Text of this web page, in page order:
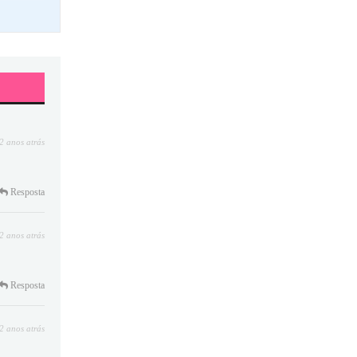
2 anos atrás
Resposta
2 anos atrás
Resposta
2 anos atrás